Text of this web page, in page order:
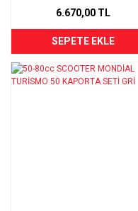
6.670,00 TL
SEPETE EKLE